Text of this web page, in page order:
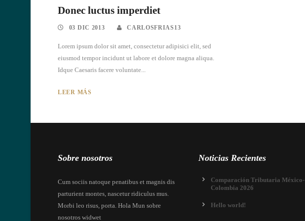
Donec luctus imperdiet
03 DIC 2013 CARLOSFRIAS13
Lorem ipsum dolor sit amet, consectetur adipisici elit, sed
eiusmod tempor incidunt ut labore et dolore magna aliqua.
Idque Caesaris facere voluntate...
LEER MÁS
Sobre nosotros
Cum sociis natoque penatibus et magnis dis
parturient montes, nascetur ridiculus mus.
Morbi leo risus, porta. Hola Mun sobre
nosotros widwet
Noticias Recientes
Comparación Tributaria México-
Colombia 2026
Hello world!